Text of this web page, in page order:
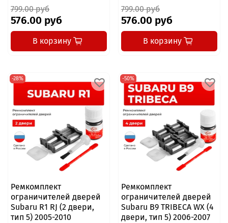
799.00 руб
576.00 руб
В корзину
799.00 руб
576.00 руб
В корзину
-28%
Ремкомплект
ограничителей дверей
Subaru R1 RJ (2 двери,
тип 5) 2005-2010
-50%
Ремкомплект
ограничителей дверей
Subaru B9 TRIBECA WX (4
двери, тип 5) 2006-2007